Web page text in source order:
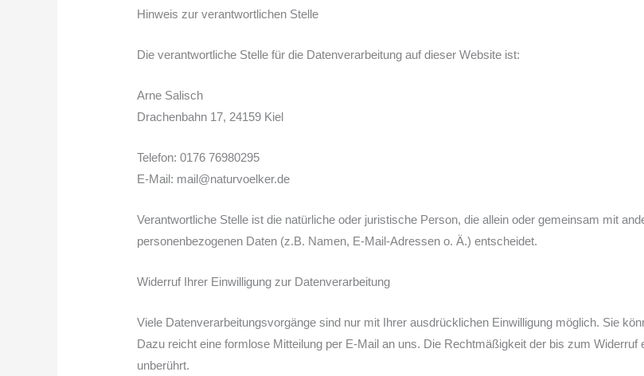
Hinweis zur verantwortlichen Stelle
Die verantwortliche Stelle für die Datenverarbeitung auf dieser Website ist:
Arne Salisch
Drachenbahn 17, 24159 Kiel
Telefon: 0176 76980295
E-Mail: mail@naturvoelker.de
Verantwortliche Stelle ist die natürliche oder juristische Person, die allein oder gemeinsam mit
personenbezogenen Daten (z.B. Namen, E-Mail-Adressen o. Ä.) entscheidet.
Widerruf Ihrer Einwilligung zur Datenverarbeitung
Viele Datenverarbeitungsvorgänge sind nur mit Ihrer ausdrücklichen Einwilligung möglich. Sie
Dazu reicht eine formlose Mitteilung per E-Mail an uns. Die Rechtmäßigkeit der bis zum
unberührt.